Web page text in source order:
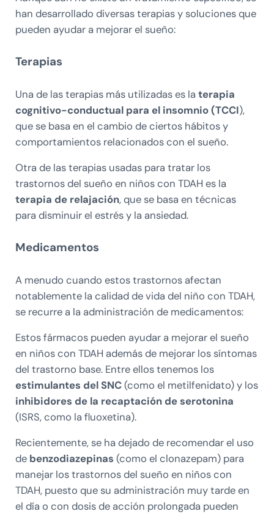
han desarrollado diversas terapias y soluciones que
pueden ayudar a mejorar el sueño:
Terapias
Una de las terapias más utilizadas es la terapia
cognitivo-conductual para el insomnio (TCCI),
que se basa en el cambio de ciertos hábitos y
comportamientos relacionados con el sueño.
Otra de las terapias usadas para tratar los
trastornos del sueño en niños con TDAH es la
terapia de relajación, que se basa en técnicas
para disminuir el estrés y la ansiedad.
Medicamentos
A menudo cuando estos trastornos afectan
notablemente la calidad de vida del niño con TDAH,
se recurre a la administración de medicamentos:
Estos fármacos pueden ayudar a mejorar el sueño
en niños con TDAH además de mejorar los síntomas
del trastorno base. Entre ellos tenemos los
estimulantes del SNC(como el metilfenidato) y los
inhibidores de la recaptación de serotonina
(ISRS, como la fluoxetina).
Recientemente, se ha dejado de recomendar el uso
de benzodiazepinas (como el clonazepam) para
manejar los trastornos del sueño en niños con
TDAH, puesto que su administración muy tarde en
el día o con dosis de acción prolongada pueden